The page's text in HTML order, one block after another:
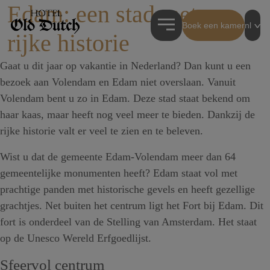
Boek een kamernl
Edam: een stad met een
rijke historie
Gaat u dit jaar op vakantie in Nederland? Dan kunt u een
bezoek aan Volendam en Edam niet overslaan. Vanuit
Volendam bent u zo in Edam. Deze stad staat bekend om
haar kaas, maar heeft nog veel meer te bieden. Dankzij de
rijke historie valt er veel te zien en te beleven.
Wist u dat de gemeente Edam-Volendam meer dan 64
gemeentelijke monumenten heeft? Edam staat vol met
prachtige panden met historische gevels en heeft gezellige
grachtjes. Net buiten het centrum ligt het Fort bij Edam. Dit
fort is onderdeel van de Stelling van Amsterdam. Het staat
op de Unesco Wereld Erfgoedlijst.
Sfeervol centrum